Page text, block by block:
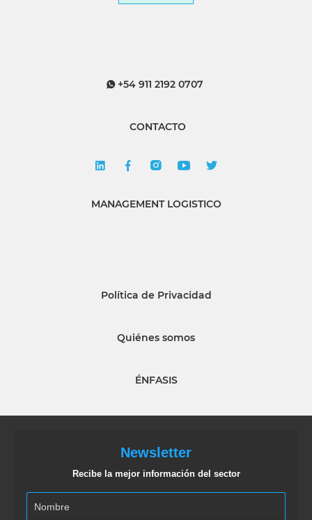
+54 911 2192 0707
CONTACTO
MANAGEMENT LOGISTICO
Política de Privacidad
Quiénes somos
ÉNFASIS
Newsletter
Recibe la mejor información del sector